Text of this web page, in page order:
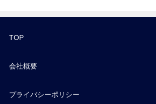
TOP
会社概要
プライバシーポリシー